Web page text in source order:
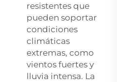
resistentes que
pueden soportar
condiciones
climáticas
extremas, como
vientos fuertes y
lluvia intensa. La